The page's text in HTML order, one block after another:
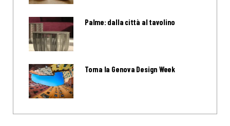
Palme: dalla città al tavolino
Torna la Genova Design Week